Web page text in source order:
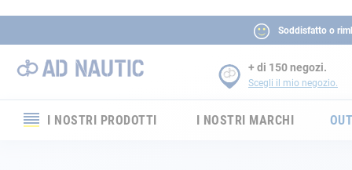
Soddisfatto o
+ di 150 negozi.
Scegli il mio negozio.
I NOSTRI PRODOTTI I NOSTRI MARCHI